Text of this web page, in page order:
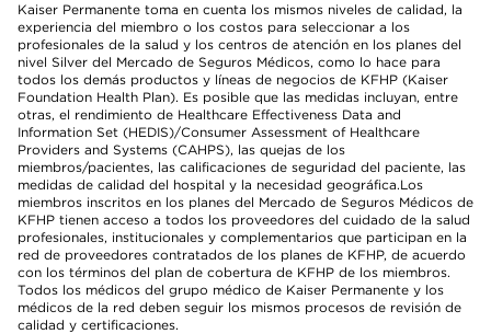
Kaiser Permanente toma en cuenta los mismos niveles de calidad, la
experiencia del miembro o los costos para seleccionar a los
profesionales de la salud y los centros de atención en los planes del
nivel Silver del Mercado de Seguros Médicos, como lo hace para
todos los demás productos y líneas de negocios de KFHP (Kaiser
Foundation Health Plan). Es posible que las medidas incluyan, entre
otras, el rendimiento de Healthcare Effectiveness Data and
Information Set (HEDIS)/Consumer Assessment of Healthcare
Providers and Systems (CAHPS), las quejas de los
miembros/pacientes, las calificaciones de seguridad del paciente, las
medidas de calidad del hospital y la necesidad geográfica.Los
miembros inscritos en los planes del Mercado de Seguros Médicos de
KFHP tienen acceso a todos los proveedores del cuidado de la salud
profesionales, institucionales y complementarios que participan en la
red de proveedores contratados de los planes de KFHP, de acuerdo
con los términos del plan de cobertura de KFHP de los miembros.
Todos los médicos del grupo médico de Kaiser Permanente y los
médicos de la red deben seguir los mismos procesos de revisión de
calidad y certificaciones.